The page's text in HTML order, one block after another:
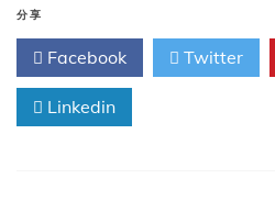
是
公
开
分享
Facebook Twitter
Linkedin